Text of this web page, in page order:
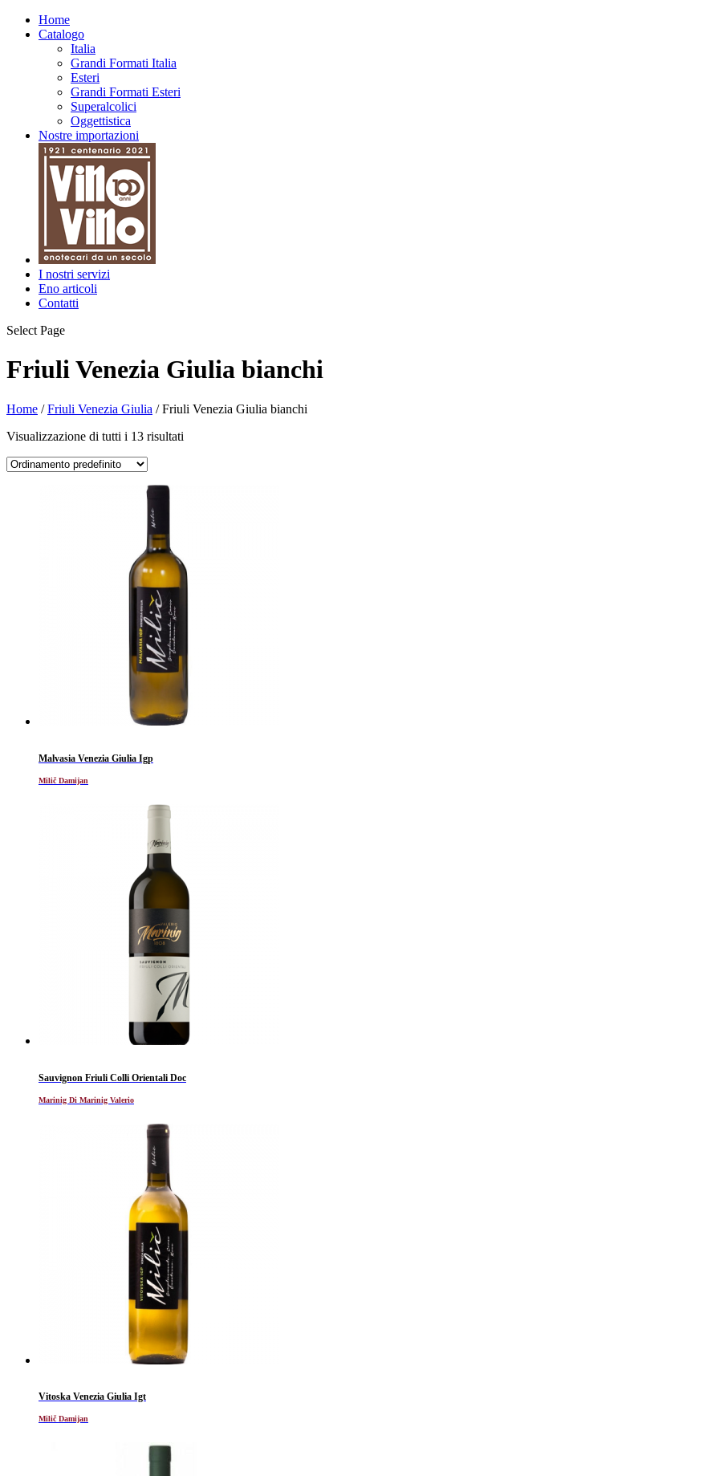
Home
Catalogo
Italia
Grandi Formati Italia
Esteri
Grandi Formati Esteri
Superalcolici
Oggettistica
Nostre importazioni
I nostri servizi
Eno articoli
Contatti
Select Page
Friuli Venezia Giulia bianchi
Home /Friuli Venezia Giulia / Friuli Venezia Giulia bianchi
Visualizzazione di tutti i 13 risultati
Malvasia Venezia Giulia Igp
Milič Damijan
Sauvignon Friuli Colli Orientali Doc
Marinig Di Marinig Valerio
Vitoska Venezia Giulia Igt
Milič Damijan